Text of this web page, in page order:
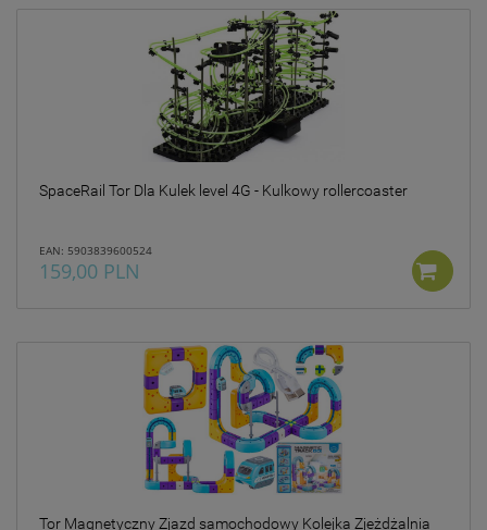
SpaceRail Tor Dla Kulek level 4G - Kulkowy rollercoaster
EAN: 5903839600524
159,00 PLN
Tor Magnetyczny Zjazd samochodowy Kolejka Zjeżdżalnia